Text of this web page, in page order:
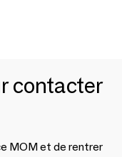
contacter
MOM et de rentrer